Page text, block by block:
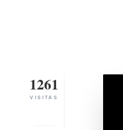
1261
VISITAS